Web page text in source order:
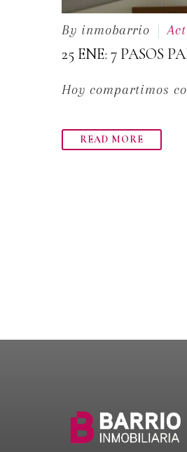
By inmobarrio
25 ENE:7 PASOS
Hoy compartimos
READ MORE